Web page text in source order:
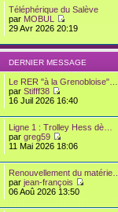
Téléphérique du Salève
par MOBUL
29 Avr 2026 20:19
DERNIER MESSAGE
Le RER "à la Grenobloise"…
parStifff38
16 Juil 2026 16:40
Ligne 1 : Trolley Hess dè…
pargreg59
11 Mai 2026 18:06
Renouvellement du matérie…
parjean-françois
06 Aoû 2026 13:50